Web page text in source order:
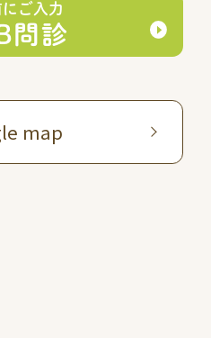
ご入力
問診
map